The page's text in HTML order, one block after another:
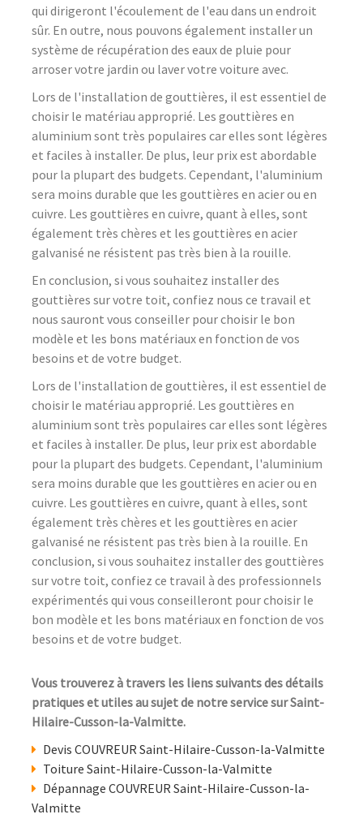
qui dirigeront l'écoulement de l'eau dans un endroit
sûr. En outre, nous pouvons également installer un
système de récupération des eaux de pluie pour
arroser votre jardin ou laver votre voiture avec.
Lors de l'installation de gouttières, il est essentiel de
choisir le matériau approprié. Les gouttières en
aluminium sont très populaires car elles sont légères
et faciles à installer. De plus, leur prix est abordable
pour la plupart des budgets. Cependant, l'aluminium
sera moins durable que les gouttières en acier ou en
cuivre. Les gouttières en cuivre, quant à elles, sont
également très chères et les gouttières en acier
galvanisé ne résistent pas très bien à la rouille.
En conclusion, si vous souhaitez installer des
gouttières sur votre toit, confiez nous ce travail et
nous sauront vous conseiller pour choisir le bon
modèle et les bons matériaux en fonction de vos
besoins et de votre budget.
Lors de l'installation de gouttières, il est essentiel de
choisir le matériau approprié. Les gouttières en
aluminium sont très populaires car elles sont légères
et faciles à installer. De plus, leur prix est abordable
pour la plupart des budgets. Cependant, l'aluminium
sera moins durable que les gouttières en acier ou en
cuivre. Les gouttières en cuivre, quant à elles, sont
également très chères et les gouttières en acier
galvanisé ne résistent pas très bien à la rouille. En
conclusion, si vous souhaitez installer des gouttières
sur votre toit, confiez ce travail à des professionnels
expérimentés qui vous conseilleront pour choisir le
bon modèle et les bons matériaux en fonction de vos
besoins et de votre budget.
Vous trouverez à travers les liens suivants des détails
pratiques et utiles au sujet de notre service sur Saint-
Hilaire-Cusson-la-Valmitte.
Devis COUVREUR Saint-Hilaire-Cusson-la-Valmitte
Toiture Saint-Hilaire-Cusson-la-Valmitte
Dépannage COUVREUR Saint-Hilaire-Cusson-la-
Valmitte